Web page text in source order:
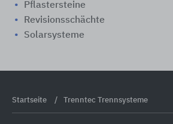
Pflastersteine
Revisionsschächte
Solarsysteme
Startseite Trenntec Trennsysteme